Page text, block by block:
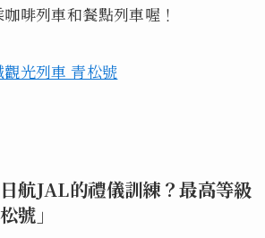
啡列車和餐點列車喔！
觀光列車 青松號
航JAL的禮儀訓練？最高等級
號」